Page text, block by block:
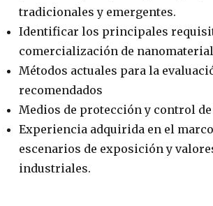
tradicionales y emergentes.
Identificar los principales
comercialización de
Métodos actuales para la
recomendados
Medios de protección y control
Experiencia adquirida en el
escenarios de exposición y
industriales.